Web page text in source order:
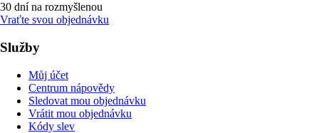
30 dní na rozmyšlenou
Vraťte svou objednávku
Služby
Můj účet
Centrum nápovědy
Sledovat mou objednávku
Vrátit mou objednávku
Kódy slev